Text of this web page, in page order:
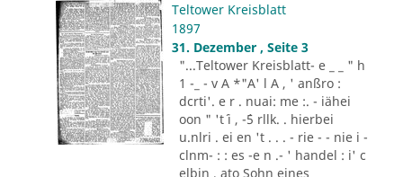
Teltower Kreisblatt
1897
31. Dezember , Seite 3
"...Teltower Kreisblatt- e _ _ " h
1 -_ - v A *"A' l A , ' anßro :
dcrti'. e r . nuai: me :. - iähei
oon " 't´ i , -´5 rllk. . hierbei
u.nlri . ei en 't . . . - rie - - nie i -
clnm- : : es -e n .- ' handel : i' c
elbin , ato Sohn eines